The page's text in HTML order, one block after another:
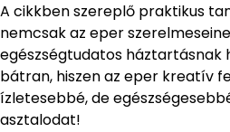
A cikkben szereplő praktikus
nemcsak az eper
egészségtudatos háztartásnak
bátran, hiszen az eper kreatív
ízletesebbé, de
asztalodat!